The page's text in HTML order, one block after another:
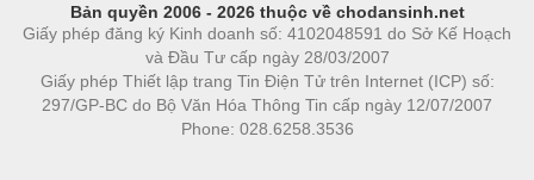
Bản quyền 2006 - 2026 thuộc về chodansinh.net
Giấy phép đăng ký Kinh doanh số: 4102048591 do Sở Kế Hoạch
và Đầu Tư cấp ngày 28/03/2007
Giấy phép Thiết lập trang Tin Điện Tử trên Internet (ICP) số:
297/GP-BC do Bộ Văn Hóa Thông Tin cấp ngày 12/07/2007
Phone: 028.6258.3536